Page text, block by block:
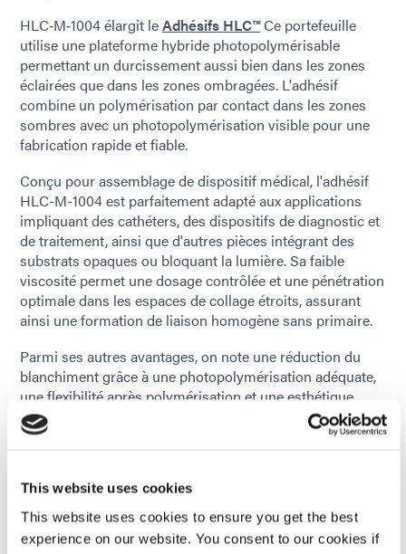
This website uses cookies
This website uses cookies to ensure you get the best
experience on our website. You consent to our cookies if
HLC‑M‑1004 élargit leAdhésifs HLC™Ce portefeuille
utilise une plateforme hybride photopolymérisable
permettant un durcissement aussi bien dans les zones
éclairées que dans les zones ombragées. L'adhésif
combine un polymérisation par contact dans les zones
sombres avec un photopolymérisation visible pour une
fabrication rapide et fiable.
Conçu pour assemblage de dispositif médical, l'adhésif
HLC-M-1004 est parfaitement adapté aux applications
impliquant des cathéters, des dispositifs de diagnostic et
de traitement, ainsi que d'autres pièces intégrant des
substrats opaques ou bloquant la lumière. Sa faible
viscosité permet une dosage contrôlée et une pénétration
optimale dans les espaces de collage étroits, assurant
ainsi une formation de liaison homogène sans primaire.
Parmi ses autres avantages, on note une réduction du
blanchiment grâce à une photopolymérisation adéquate,
une flexibilité après polymérisation et une esthétique
améliorée. Ce matériau permet une fixation rapide,
essentielle aux processus de fabrication à haut débit.
de biocompatibilité ISO 10993 applicables et ne contient
aucun solvants non réactifs. Matériau monocomposant, il
permet aux fabricants de simplifier leurs procédés, de